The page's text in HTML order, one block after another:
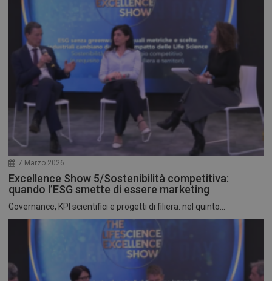
7 Marzo 2026
Excellence Show 5/Sostenibilità competitiva:
quando l’ESG smette di essere marketing
Governance, KPI scientifici e progetti di filiera: nel quinto...